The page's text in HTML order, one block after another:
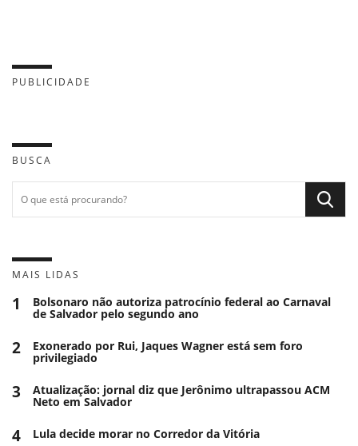
PUBLICIDADE
BUSCA
MAIS LIDAS
1 Bolsonaro não autoriza patrocínio federal ao Carnaval
de Salvador pelo segundo ano
2 Exonerado por Rui, Jaques Wagner está sem foro
privilegiado
3 Atualização: jornal diz que Jerônimo ultrapassou ACM
Neto em Salvador
4 Lula decide morar no Corredor da Vitória